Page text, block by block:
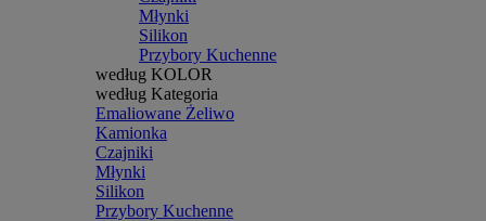
Młynki
Silikon
Przybory Kuchenne
według KOLOR
według Kategoria
Emaliowane Żeliwo
Kamionka
Czajniki
Młynki
Silikon
Przybory Kuchenne